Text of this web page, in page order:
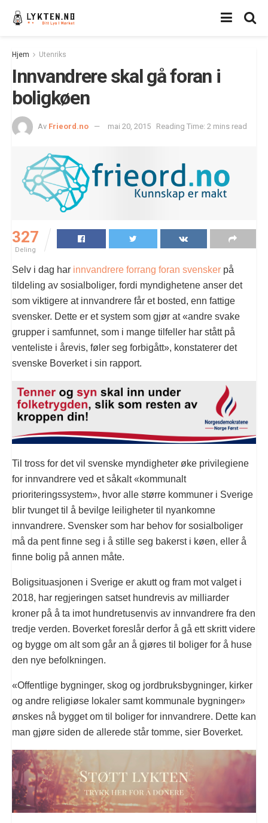
Hjem Utenriks
Innvandrere skal gå foran i
boligkøen
Av Frieord.no mai 20, 2015 Reading Time: 2 mins read
327
Deling
Selv i dag har innvandrere forrang foran svensker på
tildeling av sosialboliger, fordi myndighetene anser det
som viktigere at innvandrere får et bosted, enn fattige
svensker. Dette er et system som gjør at «andre svake
grupper i samfunnet, som i mange tilfeller har stått på
venteliste i årevis, føler seg forbigått», konstaterer det
svenske Boverket i sin rapport.
Til tross for det vil svenske myndigheter øke privilegiene
for innvandrere ved et såkalt «kommunalt
prioriteringssystem», hvor alle større kommuner i Sverige
blir tvunget til å bevilge leiligheter til nyankomne
innvandrere. Svensker som har behov for sosialboliger
må da pent finne seg i å stille seg bakerst i køen, eller å
finne bolig på annen måte.
Boligsituasjonen i Sverige er akutt og fram mot valget i
2018, har regjeringen satset hundrevis av milliarder
kroner på å ta imot hundretusenvis av innvandrere fra den
tredje verden. Boverket foreslår derfor å gå ett skritt videre
og bygge om alt som går an å gjøres til boliger for å huse
den nye befolkningen.
«Offentlige bygninger, skog og jordbruksbygninger, kirker
og andre religiøse lokaler samt kommunale bygninger»
ønskes nå bygget om til boliger for innvandrere. Dette kan
man gjøre siden de allerede står tomme, sier Boverket.